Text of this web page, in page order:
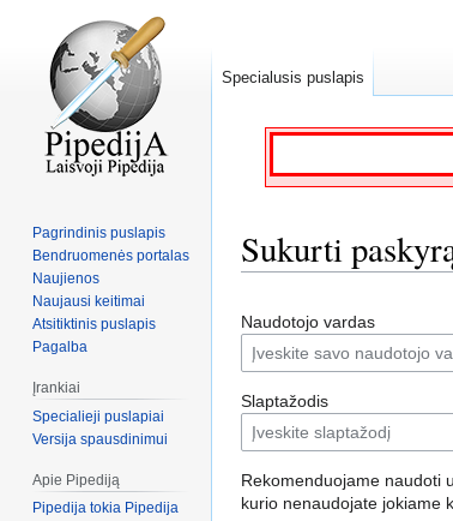
Sukurti
to
navigation
to
search
Naudotojo vardas
Slaptažodis
Rekomenduojame naudoti
kurio nenaudojate jokiame
Specialusis puslapis
Pagrindinis puslapis
Bendruomenės portalas
Naujienos
Naujausi keitimai
Atsitiktinis puslapis
Pagalba
Įrankiai
Specialieji puslapiai
Versija spausdinimui
Apie Pipediją
Pipedija tokia Pipedija